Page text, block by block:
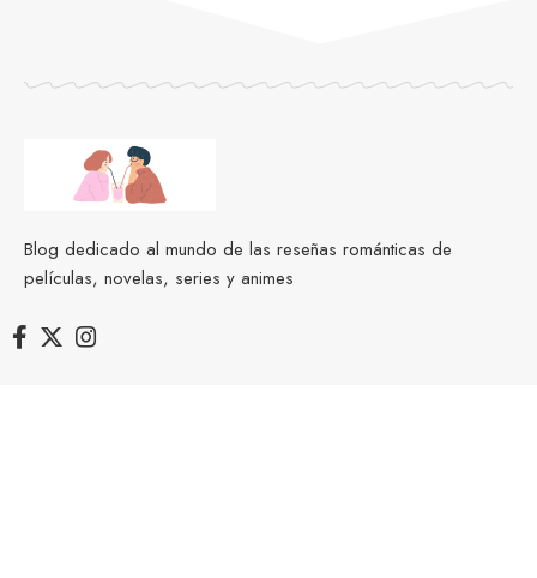
Blog dedicado al mundo de las reseñas románticas de
películas, novelas, series y animes